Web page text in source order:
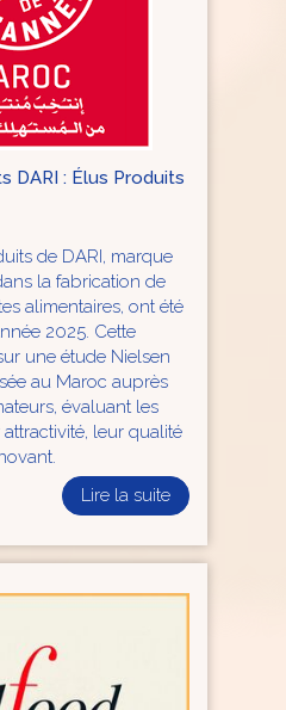
DARI : Élus Produits
de DARI, marque
la fabrication de
alimentaires, ont été
2025. Cette
une étude Nielsen
au Maroc auprès
évaluant les
leur qualité
Lire la suite